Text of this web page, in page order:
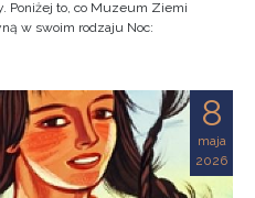
Poniżej to, co Muzeum Ziemi
w swoim rodzaju Noc:
8
maja
2026